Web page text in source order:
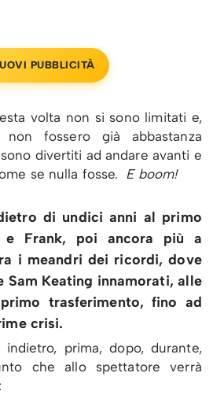
PUBBLICITÀ
volta non si sono limitati e,
fossero già abbastanza
divertiti ad andare avanti e
se nulla fosse. E boom!
di undici anni al primo
e Frank, poi ancora più a
i meandri dei ricordi, dove
Sam Keating innamorati, alle
trasferimento, fino ad
crisi.
prima, dopo, durante,
che allo spettatore verrà